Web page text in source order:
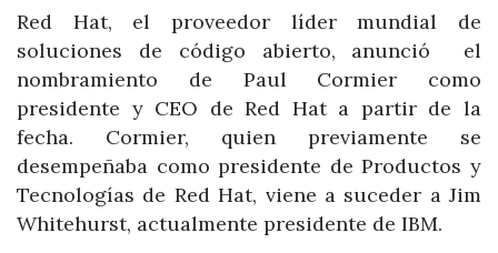
Red Hat, el proveedor líder mundial de
soluciones de código abierto, anunció el
nombramiento de Paul Cormier como
presidente y CEO de Red Hat a partir de la
fecha. Cormier, quien previamente se
desempeñaba como presidente de Productos y
Tecnologías de Red Hat, viene a suceder a Jim
Whitehurst, actualmente presidente de IBM.